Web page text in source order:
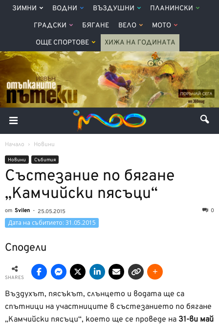
ЗИМНИ ВОДНИ ВЪЗДУШНИ ПЛАНИНСКИ
ГРАДСКИ БЯГАНЕ ВЕЛО МОТО
ОЩЕ СПОРТОВЕ ХИЖА НА ГОДИНАТА
Начало Новини
Новини Събития
Състезание по бягане
„Камчийски пясъци“
от Svilen - 25.05.2015 0
Дата на събитието: 31.05.2015
Сподели
SHARES
Въздухът, пясъкът, слънцето и водата ще са
спътници на участниците в състезанието по бягане
„Камчийски пясъци“, което ще се проведе на 31-ви май